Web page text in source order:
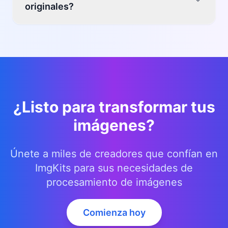
utilizado más de 10 créditos
originales?
¿Listo para transformar tus
imágenes?
Únete a miles de creadores que confían en
ImgKits para sus necesidades de
procesamiento de imágenes
Comienza hoy